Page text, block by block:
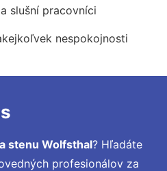
slušní pracovníci
nespokojnosti
stenu Wolfsthal? Hľadáte
profesionálov za